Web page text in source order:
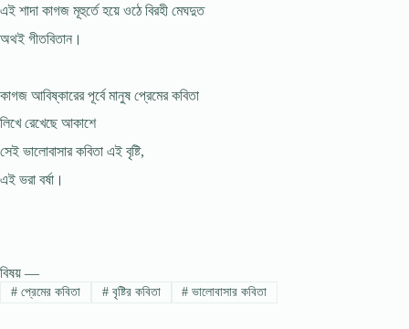
এই শাদা কাগজ মূহুর্তে হয়ে ওঠে বিরহী মেঘদুত
অথই গীতবিতান।
কাগজ আবিষ্কারের পূর্বে মানুষ প্রেমের কবিতা
লিখে রেখেছে আকাশে
সেই ভালোবাসার কবিতা এই বৃষ্টি,
এই ভরা বর্ষা।
বিষয় —
#প্রেমের কবিতা #বৃষ্টির কবিতা # ভালোবাসার কবিতা